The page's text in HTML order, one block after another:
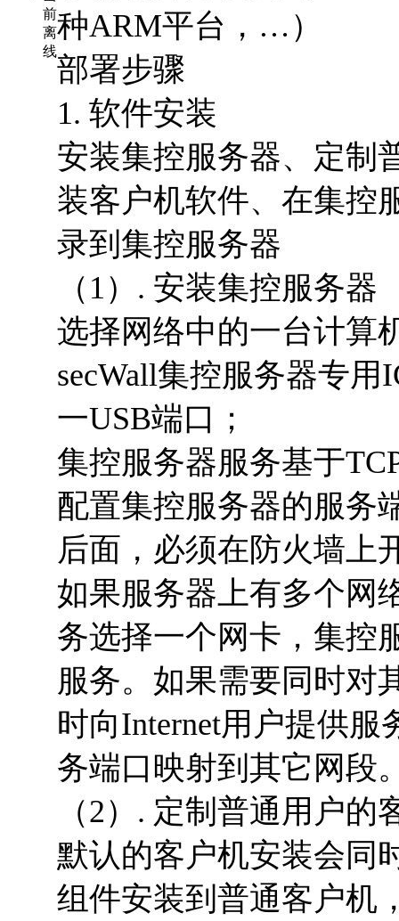
前
离
线
种ARM平台，…）
部署步骤
1. 软件安装
安装集控服务器、定制
装客户机软件、在集控
录到集控服务器
（1）. 安装集控服务器
选择网络中的一台计算
secWall集控服务器专
一USB端口；
集控服务器服务基于
配置集控服务器的服务
后面，必须在防火墙上
如果服务器上有多个网
务选择一个网卡，集控
服务。如果需要同时对
时向Internet用户提供
务端口映射到其它网段
（2）. 定制普通用户
默认的客户机安装会同
组件安装到普通客户机